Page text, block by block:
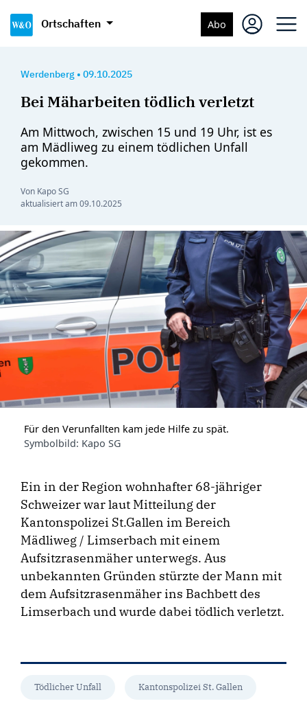
Ortschaften Abo
Werdenberg • 09.10.2025
Bei Mäharbeiten tödlich verletzt
Am Mittwoch, zwischen 15 und 19 Uhr, ist es
am Mädliweg zu einem tödlichen Unfall
gekommen.
Von Kapo SG
aktualisiert am09.10.2025
Für den Verunfallten kam jede Hilfe zu spät.
Symbolbild: Kapo SG
Ein in der Region wohnhafter 68-jähriger
Schweizer war laut Mitteilung der
Kantonspolizei St.Gallen im Bereich
Mädliweg / Limserbach mit einem
Aufsitzrasenmäher unterwegs. Aus
unbekannten Gründen stürzte der Mann mit
dem Aufsitzrasenmäher ins Bachbett des
Limserbach und wurde dabei tödlich verletzt.
Tödlicher Unfall Kantonspolizei St. Gallen